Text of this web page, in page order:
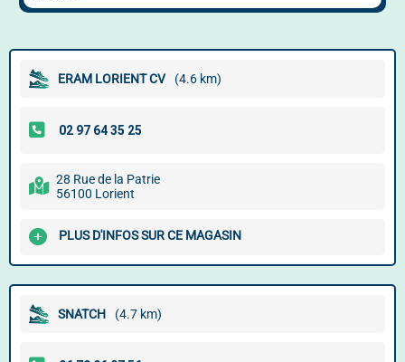
ERAM LORIENT CV (4.6 km)
28 Rue de la Patrie
56100 Lorient
PLUS D'INFOS SUR CE MAGASIN
SNATCH (4.7 km)